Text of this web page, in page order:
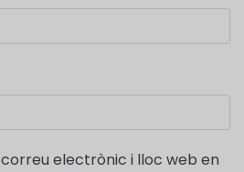
electrònic i lloc web en